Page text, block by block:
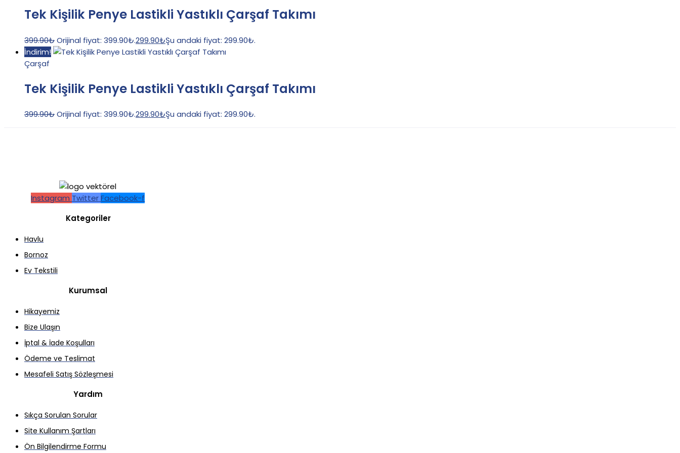
Tek Kişilik Penye Lastikli Yastıklı Çarşaf Takımı
399.90₺Orijinal fiyat: 399.90₺.299.90₺Şu andaki fiyat: 299.90₺.
İndirim!
Çarşaf
Tek Kişilik Penye Lastikli Yastıklı Çarşaf Takımı
399.90₺Orijinal fiyat: 399.90₺.299.90₺Şu andaki fiyat: 299.90₺.
Instagram Twitter Facebook-f
Kategoriler
Havlu
Bornoz
Ev Tekstili
Kurumsal
Hikayemiz
Bize Ulaşın
İptal & İade Koşulları
Ödeme ve Teslimat
Mesafeli Satış Sözleşmesi
Yardım
Sıkça Sorulan Sorular
Site Kullanım Şartları
Ön Bilgilendirme Formu